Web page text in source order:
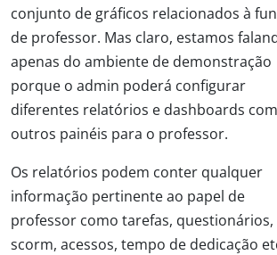
conjunto de gráficos relacionados à
de professor. Mas claro, estamos
apenas do ambiente de demonstração
porque o admin poderá configurar
diferentes relatórios e dashboards com
outros painéis para o professor.
Os relatórios podem conter qualquer
informação pertinente ao papel de
professor como tarefas, questionários,
scorm, acessos, tempo de dedicação